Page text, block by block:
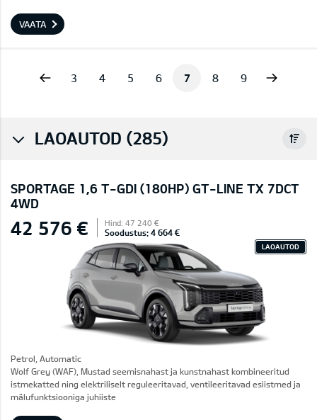
VAATA
3 4 5 6 7 8 9
LAOAUTOD (285)
SPORTAGE 1,6 T-GDI (180HP) GT-LINE TX 7DCT
4WD
42 576 € Hind: 47 240 €
Soodustus: 4 664 €
LAOAUTOD
Petrol, Automatic
Wolf Grey (WAF), Mustad seemisnahast ja kunstnahast kombineeritud
istmekatted ning elektriliselt reguleeritavad, ventileeritavad esiistmed ja
mälufunktsiooniga juhiiste